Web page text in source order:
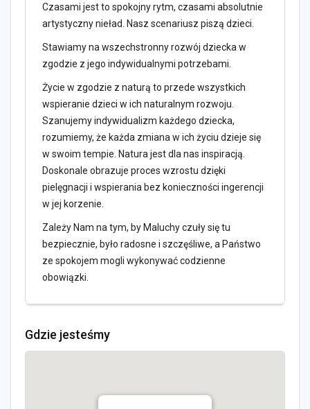
Czasami jest to spokojny rytm, czasami absolutnie
artystyczny nieład. Nasz scenariusz piszą dzieci.
Stawiamy na wszechstronny rozwój dziecka w
zgodzie z jego indywidualnymi potrzebami.
Życie w zgodzie z naturą to przede wszystkich
wspieranie dzieci w ich naturalnym rozwoju.
Szanujemy indywidualizm każdego dziecka,
rozumiemy, że każda zmiana w ich życiu dzieje się
w swoim tempie. Natura jest dla nas inspiracją.
Doskonale obrazuje proces wzrostu dzięki
pielęgnacji i wspierania bez konieczności ingerencji
w jej korzenie.
Zależy Nam na tym, by Maluchy czuły się tu
bezpiecznie, było radosne i szczęśliwe, a Państwo
ze spokojem mogli wykonywać codzienne
obowiązki.
Gdzie jesteśmy